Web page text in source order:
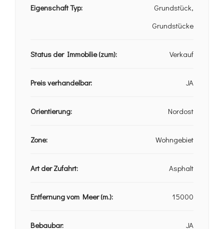
Eigenschaft Typ:
Grundstück,
Grundstücke
Status der Immobilie (zum): Verkauf
Preis verhandelbar: JA
Orientierung: Nordost
Zone: Wohngebiet
Art der Zufahrt: Asphalt
Entfernung vom Meer (m.): 15000
Bebaubar: JA